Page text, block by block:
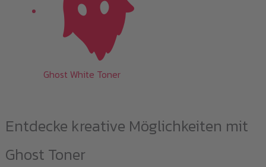
Ghost White Toner
Entdecke kreative Möglichkeiten mit
Ghost Toner